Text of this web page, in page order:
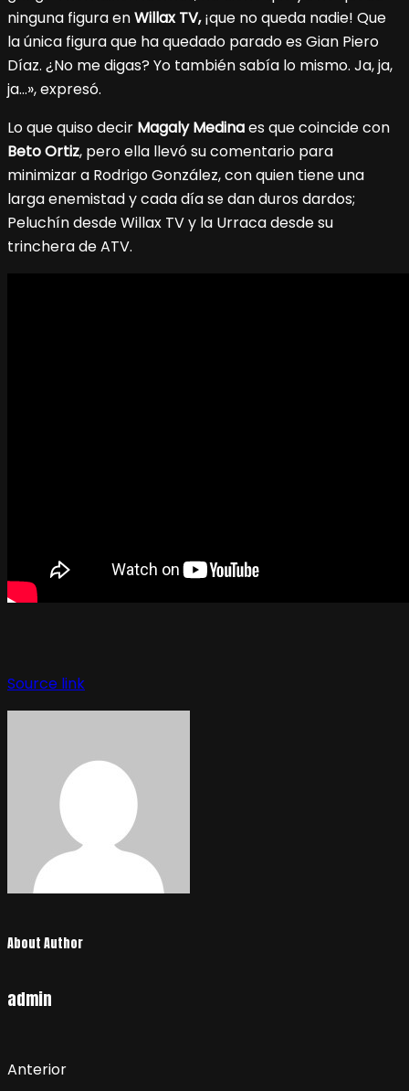
ninguna figura enWillax TV,¡que no queda nadie! Que
la única figura que ha quedado parado es Gian Piero
Díaz. ¿No me digas? Yo también sabía lo mismo. Ja, ja,
ja…», expresó.
Lo que quiso decir Magaly Medinaes que coincide con
Beto Ortiz, pero ella llevó su comentario para
minimizar a Rodrigo González, con quien tiene una
larga enemistad y cada día se dan duros dardos;
Peluchín desde Willax TV y la Urraca desde su
trinchera de ATV.
Source link
About Author
admin
Anterior